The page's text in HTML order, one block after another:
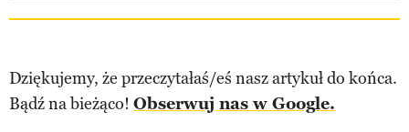
Dziękujemy, że przeczytałaś/eś nasz artykuł do końca.
Bądź na bieżąco! Obserwuj nas w Google.